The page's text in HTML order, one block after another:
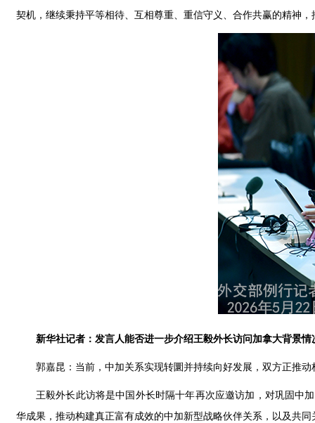
契机，继续秉持平等相待、互相尊重、重信守义、合作共赢的精神
新华社记者：发言人能否进一步介绍王毅外长访问加拿大背景
郭嘉昆：当前，中加关系实现转圜并持续向好发展，双方正推
王毅外长此访将是中国外长时隔十年再次应邀访加，对巩固中
华成果，推动构建真正富有成效的中加新型战略伙伴关系，以及共